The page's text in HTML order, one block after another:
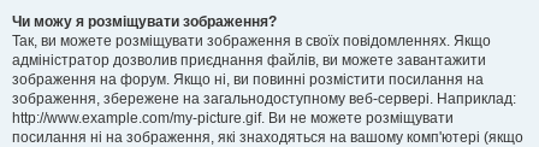
Чи можу я розміщувати зображення?
Так, ви можете розміщувати зображення в своїх повідомленнях. Якщо
адміністратор дозволив приєднання файлів, ви можете завантажити
зображення на форум. Якщо ні, ви повинні розмістити посилання на
зображення, збережене на загальнодоступному веб-сервері. Наприклад:
http://www.example.com/my-picture.gif. Ви не можете розміщувати
посилання ні на зображення, які знаходяться на вашому комп'ютері (якщо